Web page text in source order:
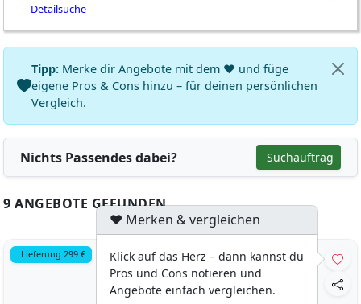
Detailsuche
Tipp: Merke dir Angebote mit dem ♥ und füge
eigene Pros & Cons hinzu – für deinen persönlichen
Vergleich.
Nichts Passendes dabei? Suchauftrag
9 ANGEBOTE GEFUNDEN
Lieferung 299 €
♥ Merken & vergleichen
Klick auf das Herz – dann kannst du
Pros und Cons notieren und
Angebote einfach vergleichen.